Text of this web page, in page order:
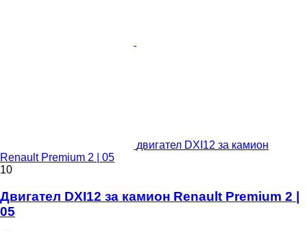
двигател DXI12 за камион
Renault Premium 2 | 05
10
Двигател DXI12 за камион Renault Premium 2 |
05